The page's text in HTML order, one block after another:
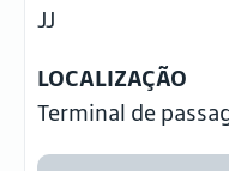
JJ
LOCALIZAÇÃO
Terminal de